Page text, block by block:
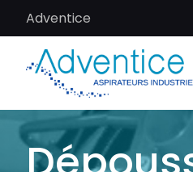
Adventice